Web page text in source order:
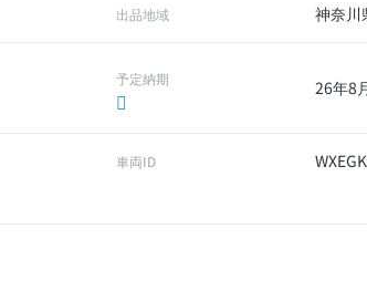
出品地域 神奈川
予定納期 26年8
車両ID